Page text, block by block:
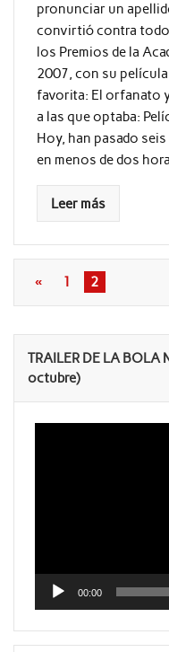
pronunciar un
convirtió contra
los Premios de la
2007, con su
favorita: El orfanato
a las que optaba:
Hoy, han pasado
en menos de dos
Leer más
« 1 2
TRAILER DE LA BOLA
octubre)
Reproductor
00:00